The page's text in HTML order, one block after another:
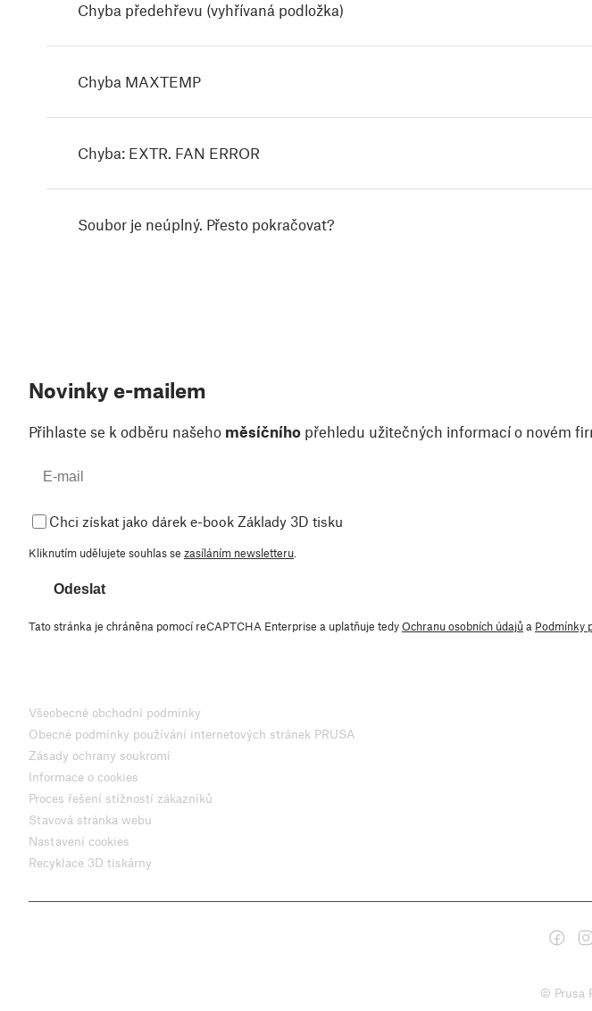
Chyba předehřevu (vyhřívaná podložka)
Chyba MAXTEMP
Chyba: EXTR. FAN ERROR
Soubor je neúplný. Přesto pokračovat?
Novinky e-mailem
Přihlaste se k odběru našeho měsíčního přehledu užitečných informací o novém
Chci získat jako dárek e-book Základy 3D tisku
Kliknutím udělujete souhlas se zasíláním newsletteru
Odeslat
Tato stránka je chráněna pomocí reCAPTCHA Enterprise a uplatňuje tedyOchranu osobních údajůa Podmínky
Všeobecné obchodní podmínky
Obecné podmínky používání internetových stránek PRUSA
Zásady ochrany soukromí
Informace o cookies
Proces řešení stížností zákazníků
Stavová stránka webu
Nastavení cookies
Recyklace 3D tiskárny
© Prusa